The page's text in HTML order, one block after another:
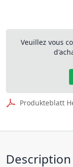
Veuillez vous
Produkteblatt
Description